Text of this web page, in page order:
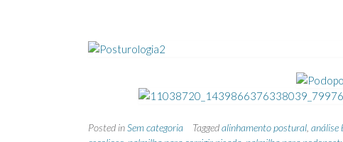
Posted inSem categoria Taggedalinhamento postural análise